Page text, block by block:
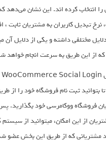
انتخاب کرده اند. این نشان می‌دهد
نرخ تبدیل کاربران به مشتریان ثابت ،
مختلفی داشته و یکی از دلایل آن
که از این طریق به سرعت انجام خواهد
فروشگاه ووکامرسی خود بگذارید.
از این امکان، میتوانید از
مشتریانی که از طریق این بخش عضو